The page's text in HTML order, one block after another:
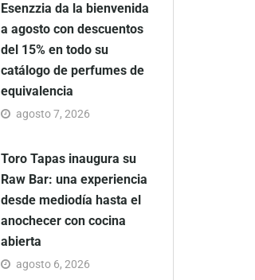
Esenzzia da la bienvenida
a agosto con descuentos
del 15% en todo su
catálogo de perfumes de
equivalencia
agosto 7, 2026
Toro Tapas inaugura su
Raw Bar: una experiencia
desde mediodía hasta el
anochecer con cocina
abierta
agosto 6, 2026